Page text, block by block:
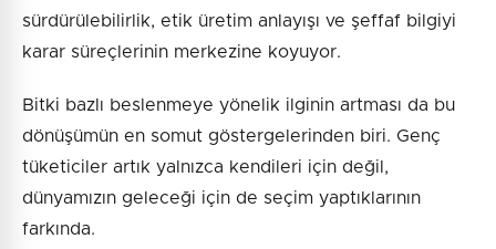
sürdürülebilirlik, etik üretim anlayışı ve şeffaf bilgiyi
karar süreçlerinin merkezine koyuyor.
Bitki bazlı beslenmeye yönelik ilginin artması da bu
dönüşümün en somut göstergelerinden biri. Genç
tüketiciler artık yalnızca kendileri için değil,
dünyamızın geleceği için de seçim yaptıklarının
farkında.